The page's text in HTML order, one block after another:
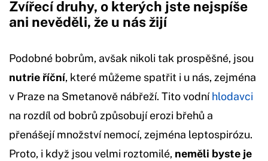
Zvířecí druhy, o kterých jste nejspíše
ani nevěděli, že u nás žijí
Podobné bobrům, avšak nikoli tak prospěšné, jsou
nutrie říční, které můžeme spatřit i u nás, zejména
v Praze na Smetanově nábřeží. Tito vodníhlodavci
na rozdíl od bobrů způsobují erozi břehů a
přenášejí množství nemocí, zejména leptospirózu.
Proto, i když jsou velmi roztomilé, neměli byste je